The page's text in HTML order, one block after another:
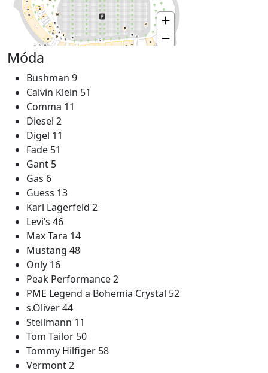
Móda
Bushman 9
Calvin Klein 51
Comma 11
Diesel 2
Digel 11
Fade 51
Gant 5
Gas 6
Guess 13
Karl Lagerfeld 2
Levi’s 46
Max Tara 14
Mustang 48
Only 16
Peak Performance 2
PME Legend a Bohemia Crystal 52
s.Oliver 44
Steilmann 11
Tom Tailor 50
Tommy Hilfiger 58
Vermont 2